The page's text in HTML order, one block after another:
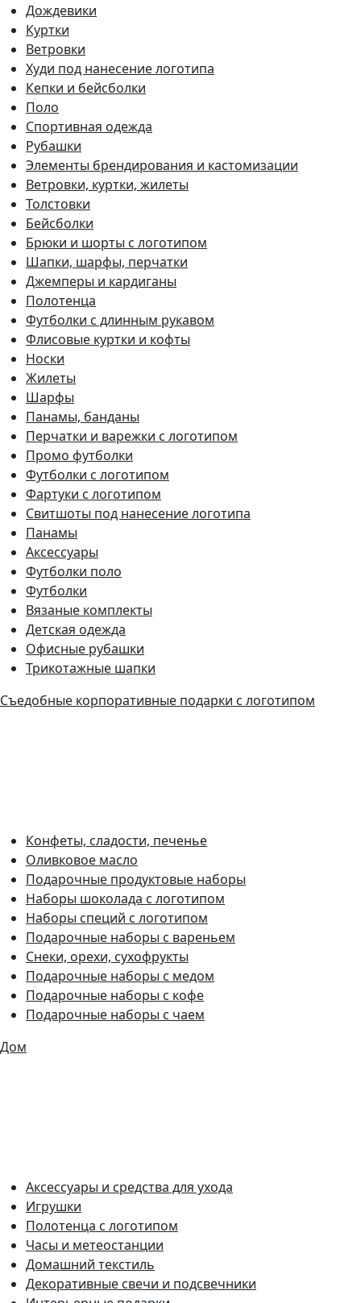
Дождевики
Куртки
Ветровки
Худи под нанесение логотипа
Кепки и бейсболки
Поло
Спортивная одежда
Рубашки
Элементы брендирования и кастомизации
Ветровки, куртки, жилеты
Толстовки
Бейсболки
Брюки и шорты с логотипом
Шапки, шарфы, перчатки
Джемперы и кардиганы
Полотенца
Футболки с длинным рукавом
Флисовые куртки и кофты
Носки
Жилеты
Шарфы
Панамы, банданы
Перчатки и варежки с логотипом
Промо футболки
Футболки с логотипом
Фартуки с логотипом
Свитшоты под нанесение логотипа
Панамы
Аксессуары
Футболки поло
Футболки
Вязаные комплекты
Детская одежда
Офисные рубашки
Трикотажные шапки
Съедобные корпоративные подарки с логотипом
Конфеты, сладости, печенье
Оливковое масло
Подарочные продуктовые наборы
Наборы шоколада с логотипом
Наборы специй с логотипом
Подарочные наборы с вареньем
Снеки, орехи, сухофрукты
Подарочные наборы с медом
Подарочные наборы с кофе
Подарочные наборы с чаем
Дом
Аксессуары и средства для ухода
Игрушки
Полотенца с логотипом
Часы и метеостанции
Домашний текстиль
Декоративные свечи и подсвечники